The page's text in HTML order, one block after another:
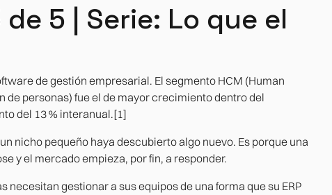
5 | Serie: Lo que el
de gestión empresarial. El segmento HCM (Human
personas) fue el de mayor crecimiento dentro del
del 13 % interanual.[1]
nicho pequeño haya descubierto algo nuevo. Es porque una
y el mercado empieza, por fin, a responder.
necesitan gestionar a sus equipos de una forma que su ERP